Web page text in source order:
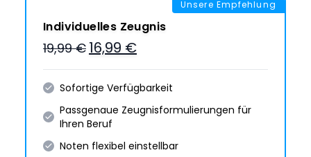
Unsere Empfehlung
Individuelles Zeugnis
19,99 € 16,99 €
Sofortige Verfügbarkeit
Passgenaue Zeugnis­formulie­rungen für
Ihren Beruf
Noten flexibel einstellbar